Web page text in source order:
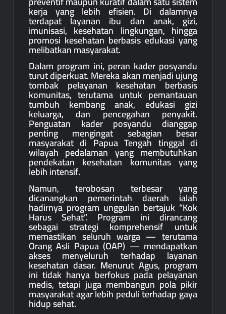
kerja yang lebih efisien. Di dalamnya
terdapat layanan ibu dan anak, gizi,
imunisasi, kesehatan lingkungan, hingga
promosi kesehatan berbasis edukasi yang
melibatkan masyarakat.
Dalam program ini, peran kader posyandu
turut diperkuat. Mereka akan menjadi ujung
tombak pelayanan kesehatan berbasis
komunitas, terutama untuk pemantauan
tumbuh kembang anak, edukasi gizi
keluarga, dan pencegahan penyakit.
Penguatan kader posyandu dianggap
penting mengingat sebagian besar
masyarakat di Papua Tengah tinggal di
wilayah pedalaman yang membutuhkan
pendekatan kesehatan komunitas yang
lebih intensif.
Namun, terobosan terbesar yang
dicanangkan pemerintah daerah ialah
hadirnya program unggulan bertajuk “Kok
Harus Sehat”. Program ini dirancang
sebagai strategi komprehensif untuk
memastikan seluruh warga — terutama
Orang Asli Papua (OAP) — mendapatkan
akses menyeluruh terhadap layanan
kesehatan dasar. Menurut Agus, program
ini tidak hanya berfokus pada pelayanan
medis, tetapi juga membangun pola pikir
masyarakat agar lebih peduli terhadap gaya
hidup sehat.